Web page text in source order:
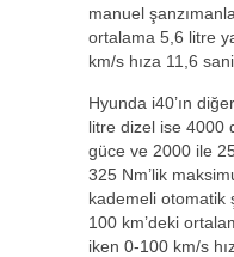
manuel
ortalama 5,6 litre
km/s hıza 11,6
Hyunda i40’ın
litre dizel ise 4000
güce ve 2000 ile
325 Nm’lik
kademeli otomatik
100 km’deki
iken 0-100 km/s